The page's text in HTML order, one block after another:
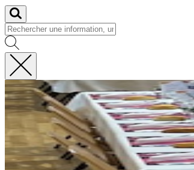
Fermer
la
recherche